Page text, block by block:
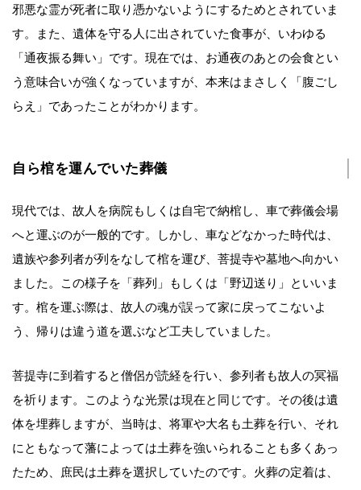
邪悪な霊が死者に取り憑かないようにするためとされていま
す。また、遺体を守る人に出されていた食事が、いわゆる
「通夜振る舞い」です。現在では、お通夜のあとの会食とい
う意味合いが強くなっていますが、本来はまさしく「腹ごし
らえ」であったことがわかります。
自ら棺を運んでいた葬儀
現代では、故人を病院もしくは自宅で納棺し、車で葬儀会場
へと運ぶのが一般的です。しかし、車などなかった時代は、
遺族や参列者が列をなして棺を運び、菩提寺や墓地へ向かい
ました。この様子を「葬列」もしくは「野辺送り」といいま
す。棺を運ぶ際は、故人の魂が誤って家に戻ってこないよ
う、帰りは違う道を選ぶなど工夫していました。
菩提寺に到着すると僧侶が読経を行い、参列者も故人の冥福
を祈ります。このような光景は現在と同じです。その後は遺
体を埋葬しますが、当時は、将軍や大名も土葬を行い、それ
にともなって藩によっては土葬を強いられることも多くあっ
たため、庶民は土葬を選択していたのです。火葬の定着は、